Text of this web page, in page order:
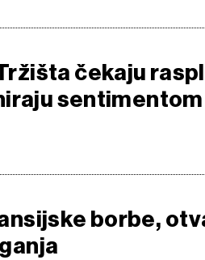
čekaju
sentimentom
borbe,